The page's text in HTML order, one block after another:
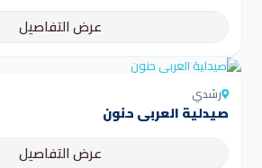
عرض التفاصيل
رشدي
صيدلية العربى حنون
عرض التفاصيل